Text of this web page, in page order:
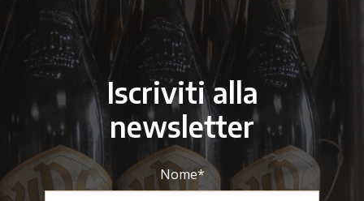
Iscriviti alla
newsletter
Nome*